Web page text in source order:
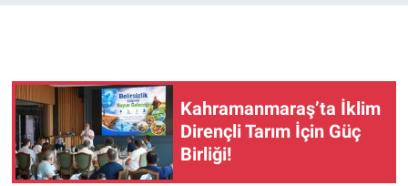
Kahramanmaraş’ta İklim
Dirençli Tarım İçin Güç
Birliği!